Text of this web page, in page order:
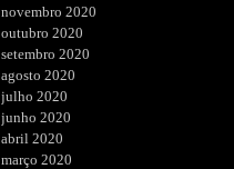
novembro 2020
outubro 2020
setembro 2020
agosto 2020
julho 2020
junho 2020
abril 2020
março 2020